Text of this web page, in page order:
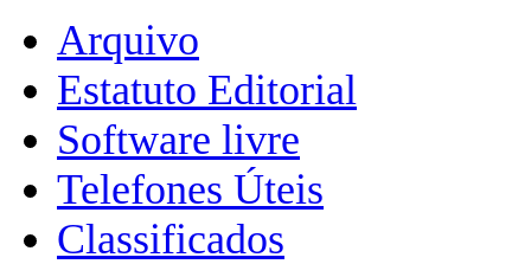
Arquivo
Estatuto Editorial
Software livre
Telefones Úteis
Classificados